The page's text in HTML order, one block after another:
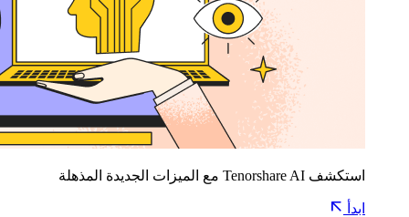
استكشف Tenorshare AI مع الميزات الجديدة المذهلة
ابدأ